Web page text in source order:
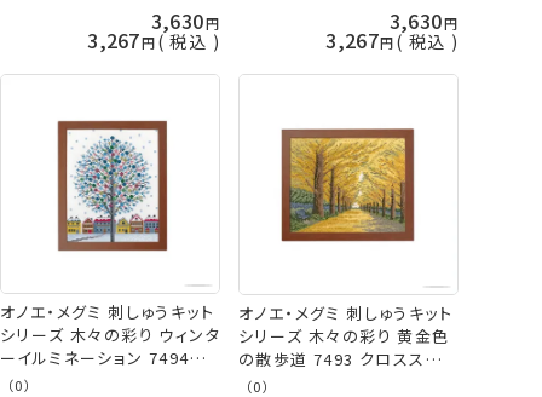
3,630
3,267 税込
3,630
3,267 税込
オノエ・メグミ 刺しゅうキット
シリーズ 木々の彩り ウィンタ
ーイルミネーション 7494
olm オリムパス 手芸の山久
（0）
オノエ・メグミ 刺しゅうキット
シリーズ 木々の彩り 黄金色
の散歩道 7493 クロスステッ
チ olm オリムパス 手芸の山
（0）